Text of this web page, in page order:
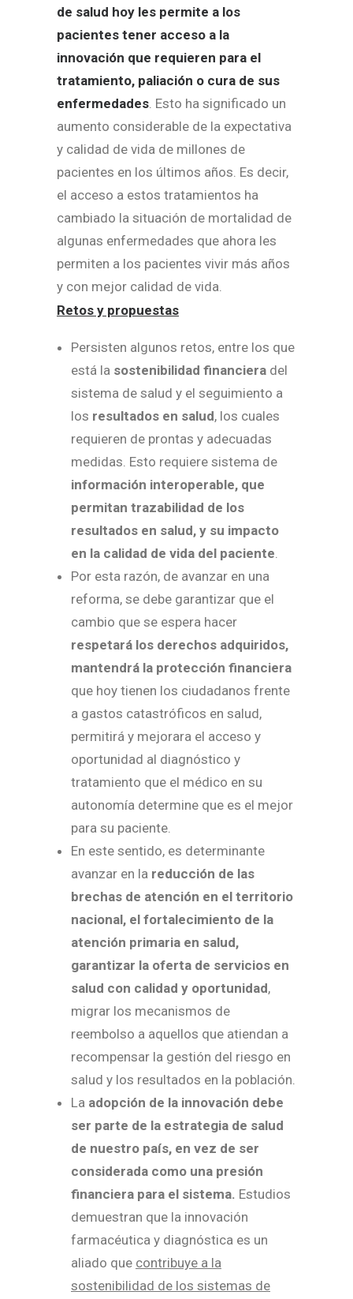
de salud hoy les permite a los
pacientes tener acceso a la
innovación que requieren para el
tratamiento, paliación o cura de sus
enfermedades. Esto ha significado un
aumento considerable de la expectativa
y calidad de vida de millones de
pacientes en los últimos años. Es decir,
el acceso a estos tratamientos ha
cambiado la situación de mortalidad de
algunas enfermedades que ahora les
permiten a los pacientes vivir más años
y con mejor calidad de vida.
Retos y propuestas
Persisten algunos retos, entre los que
está la sostenibilidad financiera del
sistema de salud y el seguimiento a
los resultados en salud, los cuales
requieren de prontas y adecuadas
medidas. Esto requiere sistema de
información interoperable, que
permitan trazabilidad de los
resultados en salud, y su impacto
en la calidad de vida del paciente.
Por esta razón, de avanzar en una
reforma, se debe garantizar que el
cambio que se espera hacer
respetará los derechos adquiridos,
mantendrá la protección financiera
que hoy tienen los ciudadanos frente
a gastos catastróficos en salud,
permitirá y mejorara el acceso y
oportunidad al diagnóstico y
tratamiento que el médico en su
autonomía determine que es el mejor
para su paciente.
En este sentido, es determinante
avanzar en la reducción de las
brechas de atención en el territorio
nacional, el fortalecimiento de la
atención primaria en salud,
garantizar la oferta de servicios en
salud con calidad y oportunidad,
migrar los mecanismos de
reembolso a aquellos que atiendan a
recompensar la gestión del riesgo en
salud y los resultados en la población.
La adopción de la innovación debe
ser parte de la estrategia de salud
de nuestro país, en vez de ser
considerada como una presión
financiera para el sistema. Estudios
demuestran que la innovación
farmacéutica y diagnóstica es un
aliado que contribuye a la
sostenibilidad de los sistemas de